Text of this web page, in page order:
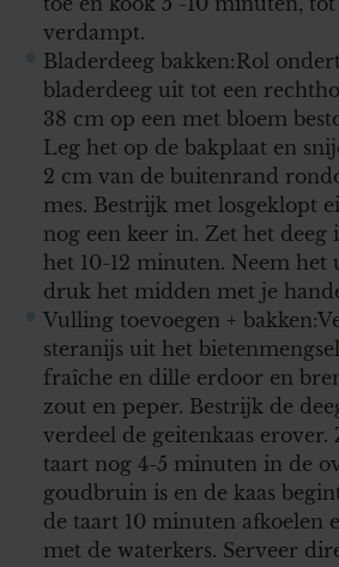
verdampt.
Bladerdeeg bakken:Rol
bladerdeeg uit tot een
38 cm op een met bloem
Leg het op de bakplaat en
2 cm van de buitenrand
mes. Bestrijk met losgeklopt
nog een keer in. Zet het deeg
het 10-12 minuten. Neem het
druk het midden met je
Vulling toevoegen +
steranijs uit het
fraîche en dille erdoor en
zout en peper. Bestrijk de
verdeel de geitenkaas erover.
taart nog 4-5 minuten in de
goudbruin is en de kaas
de taart 10 minuten afkoelen
met de waterkers. Serveer